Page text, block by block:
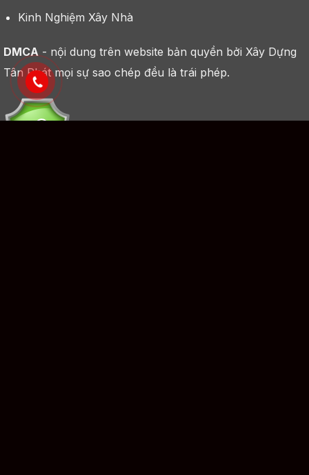
Kinh Nghiệm Xây Nhà
DMCA- nội dung trên website bản quyền bởi Xây Dựng
Tân Phát mọi sự sao chép đều là trái phép.